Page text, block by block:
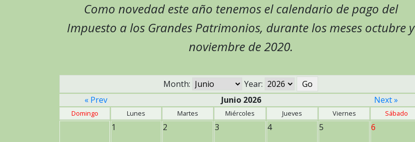
Como novedad este año tenemos el calendario de pago del
Impuesto a los Grandes Patrimonios, durante los meses octubre y
noviembre de 2020.
Month:
Year:
« Prev
Junio 2026 Next »
Domingo Lunes Martes Miércoles Jueves Viernes Sábado
1 2 3 4 5 6